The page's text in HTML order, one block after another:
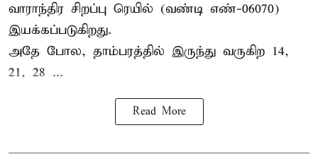
வாராந்திர சிறப்பு ரெயில் (வண்டி எண்-06070)
இயக்கப்படுகிறது.
அதே போல, தாம்பரத்தில் இருந்து வருகிற 14,
21, 28 ...
Read More